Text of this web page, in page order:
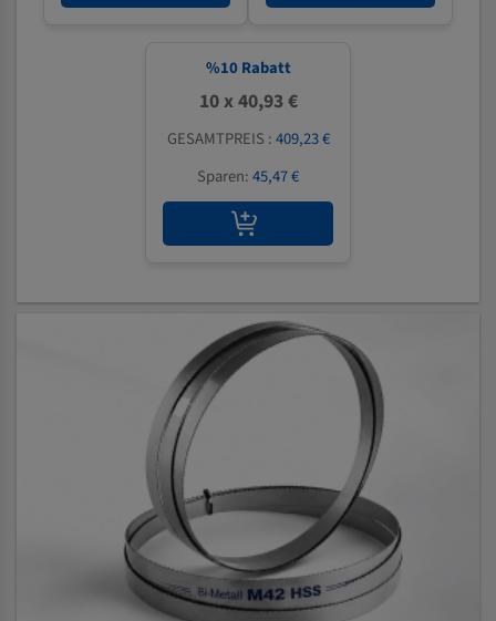
%10 Rabatt
10 x 40,93 €
GESAMTPREIS :409,23 €
Sparen:45,47 €